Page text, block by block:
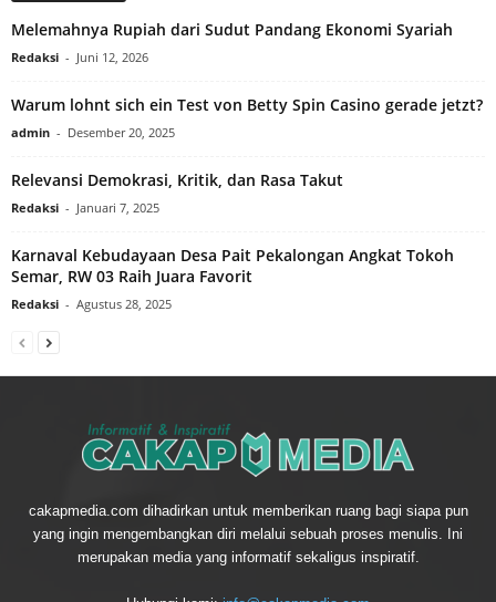
Melemahnya Rupiah dari Sudut Pandang Ekonomi Syariah
Redaksi - Juni 12, 2026
Warum lohnt sich ein Test von Betty Spin Casino gerade jetzt?
admin - Desember 20, 2025
Relevansi Demokrasi, Kritik, dan Rasa Takut
Redaksi - Januari 7, 2025
Karnaval Kebudayaan Desa Pait Pekalongan Angkat Tokoh
Semar, RW 03 Raih Juara Favorit
Redaksi - Agustus 28, 2025
cakapmedia.com dihadirkan untuk memberikan ruang bagi siapa pun
yang ingin mengembangkan diri melalui sebuah proses menulis. Ini
merupakan media yang informatif sekaligus inspiratif.